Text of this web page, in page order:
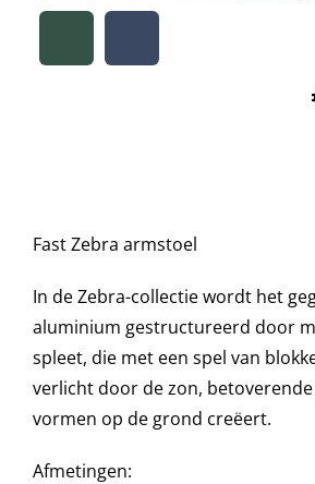
Accessoires en Kado
Fast Zebra armstoel
In de Zebra-collectie wordt het
aluminium gestructureerd door
spleet, die met een spel van
verlicht door de zon,
vormen op de grond creëert.
Afmetingen: